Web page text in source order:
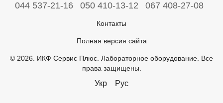
044 537-21-16 050 410-13-12 067 408-27-08
Контакты
Полная версия сайта
© 2026. ИКФ Сервис Плюс. Лабораторное оборудование. Все
права защищены.
Укр Рус